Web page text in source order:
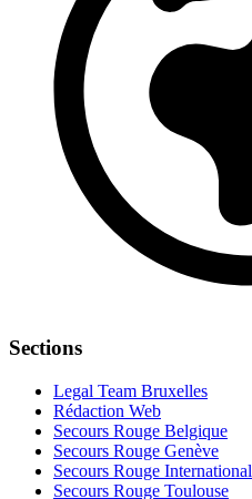
Sections
Legal Team Bruxelles
Rédaction Web
Secours Rouge Belgique
Secours Rouge Genève
Secours Rouge International
Secours Rouge Toulouse